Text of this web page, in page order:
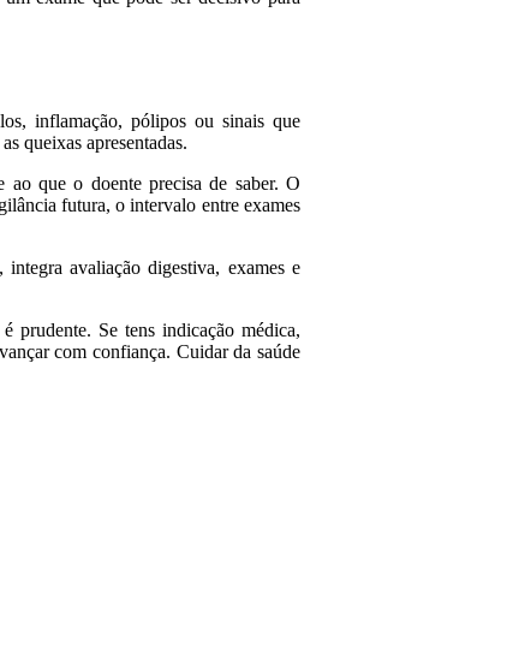
inflamação, pólipos ou sinais que
queixas apresentadas.
ao que o doente precisa de saber. O
futura, o intervalo entre exames
avaliação digestiva, exames e
prudente. Se tens indicação médica,
com confiança. Cuidar da saúde